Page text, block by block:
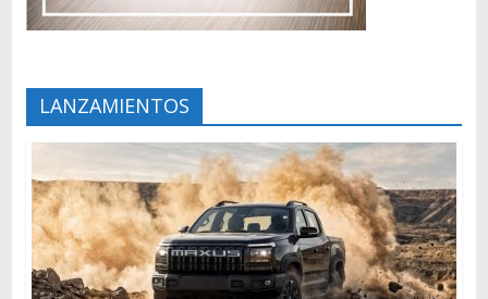
LANZAMIENTOS